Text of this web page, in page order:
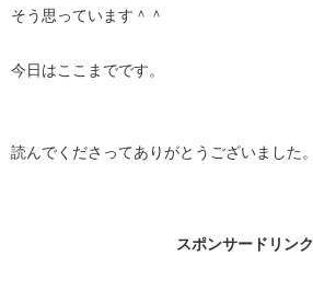
そう思っています＾＾
今日はここまでです。
読んでくださってありがとうございました。
スポンサードリンク